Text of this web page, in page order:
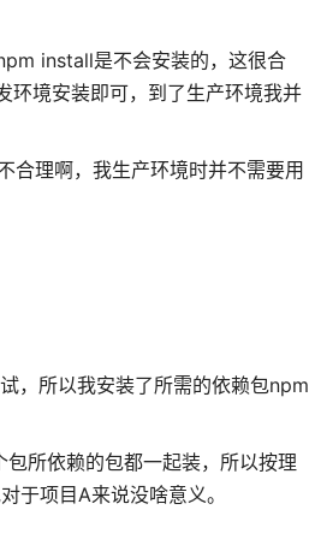
install是不会安装的，这很合
环境安装即可，到了生产环境我并
合理啊，我生产环境时并不需要用
，所以我安装了所需的依赖包npm
所依赖的包都一起装，所以按理
项目A来说没啥意义。